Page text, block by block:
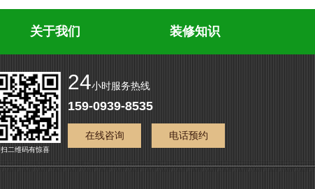
关于我们 装修知识
扫二维码有惊喜
24小时服务热线
159-0939-8535
在线咨询 电话预约